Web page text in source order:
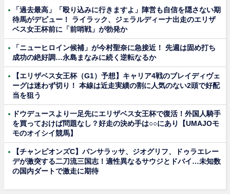
「過去最高」「殴り込みに行きますよ」陣営も自信を隠さない期
待馬がデビュー！ ライラック、ジェラルディーナ出走のエリザ
ベス女王杯前に「前哨戦」が勃発か
「ニューヒロイン候補」が今村聖奈に急接近！ 先週は固め打ち
成功の絶好調…永島まなみに続く逆転なるか
【エリザベス女王杯（G1）予想】キャリア4戦のブレイディヴェ
ーグは迷わず切り！ 本線は近走実績の割に人気のない2頭で好配
当を狙う
ドウデュースより一足先にエリザベス女王杯で復活！外国人騎手
を買っておけば問題なし？好走の決め手は○○にあり【UMAJOモ
モのオイシイ競馬】
【チャンピオンズC】パンサラッサ、ジオグリフ、ドゥラエレー
デが激突する二刀流三国志！適性異なるサウジとドバイ…未知数
の国内ダートで激走に期待